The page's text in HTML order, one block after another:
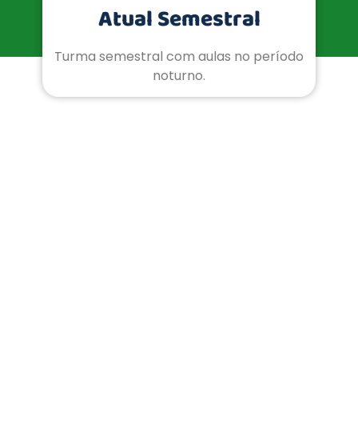
Atual Semestral
Turma semestral com aulas no período
noturno.